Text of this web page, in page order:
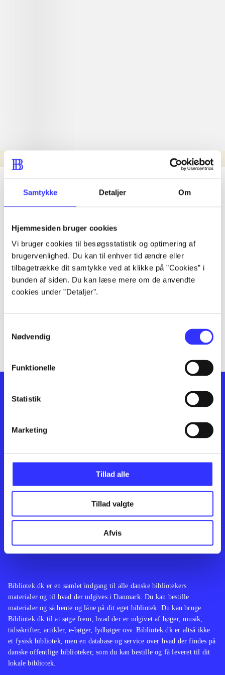
Samtykke Detaljer Om
Hjemmesiden bruger cookies
Vi bruger cookies til besøgsstatistik og optimering af
brugervenlighed. Du kan til enhver tid ændre eller
tilbagetrække dit samtykke ved at klikke på ”Cookies” i
bunden af siden. Du kan læse mere om de anvendte
cookies under ”Detaljer”.
Nødvendig
Funktionelle
Statistik
Marketing
Tillad alle
Tillad valgte
Afvis
Nyhed
lorem ipsum dolor sit amet ...
lorem ipsum dolor sit amet ...
lorem ipsum dolor sit amet ...
lorem ipsum dolor sit amet ...
lorem ipsum dolor sit amet ...
lorem ipsum dolor sit amet ...
lorem ipsum dolor sit amet ...
Feedback
Bibliotek.dk er en samlet indgang til alle danske bibliotekers
materialer og til hvad der udgives i Danmark. Du kan bestille
materialer og så hente og låne på dit eget bibliotek. Du kan bruge
Bibliotek.dk til at søge frem, hvad der er udgivet af bøger, musik,
tidsskrifter, artikler, e-bøger, lydbøger osv. Bibliotek.dk er altså ikke
et fysisk bibliotek, men en database og service over hvad der findes på
danske offentlige biblioteker, som du kan bestille og få leveret til dit
lokale bibliotek.
Kontakt os
English
Artikler
Film
Musik
Noder